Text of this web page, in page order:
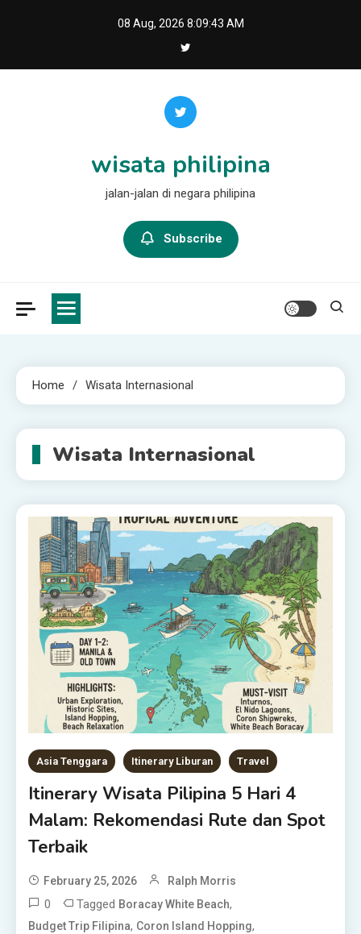
08 Aug, 2026 8:09:44 AM
wisata philipina
jalan-jalan di negara philipina
Subscribe
Home Wisata Internasional
Wisata Internasional
Asia Tenggara Itinerary Liburan Travel
Itinerary Wisata Pilipina 5 Hari 4
Malam: Rekomendasi Rute dan Spot
Terbaik
February 25, 2026 Ralph Morris
0 Tagged Boracay White Beach,
Budget Trip Filipina, Coron Island Hopping,